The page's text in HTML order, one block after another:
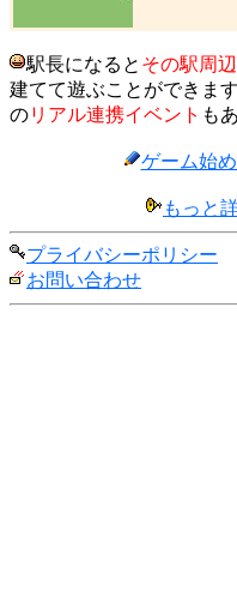
駅長になると その駅周
建てて遊ぶことができま
のリアル連携イベント も
ゲーム始
もっと
プライバシーポリシー
お問い合わせ